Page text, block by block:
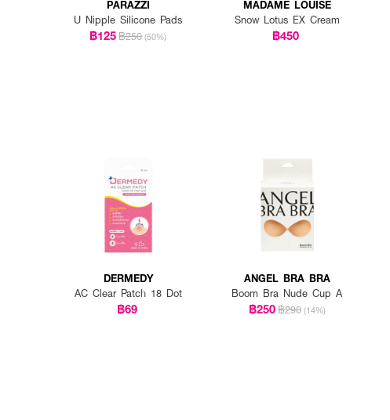
PARAZZI
U Nipple Silicone Pads
฿125฿250 (50%)
MADAME LOUISE
Snow Lotus EX Cream
฿450
DERMEDY
AC Clear Patch 18 Dot
฿69
ANGEL BRA BRA
Boom Bra Nude Cup A
฿250฿290 (14%)